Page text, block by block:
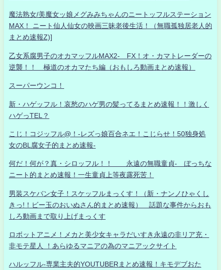
魔法熟女/美魔女ッ娘メグみみちゃんのニートッフルステーション
MAX！ ニート仙人仙女の映画三昧老後生活！（無職孤独居老人的
まとめ速報Z)]
乙女系腐男子のオカマッフルMAX2- FX！オ・カマトレーダーの
逆襲！！ 極道のオカマたち編（おもしろ動画まとめ速報）
スーパーウンコ！
新・ハゲッフル！哀愁のハゲ男の髪ってるまとめ速報！！激しく
ハゲっTEL？
こじ！コジッフル@！-レズっ娘百合ネエ！こじらせ！50独身処
女のBL腐女子的まとめ速報-
何だ！何が？真・シロッフル！！ 永遠の無職童貞- ぼっちな
ニート的まとめ速報！一生童貞上等夜露死苦！
男装スケバン女子！スケッフルまっくす！（新・ナンノひゃくし
きっ!！ビー玉のおいぬさん的まとめ速報） 話題な事件からおも
しろ動画まで取り上げまっくす
ロボットアニメ！メカと美少女キャラだいすき永遠の非リア充・
非モテ星人 ！あらゆるマニアの為のマニアックサイト
ハルッフル-専業主夫的YOUTUBERまとめ速報！キモデブおた